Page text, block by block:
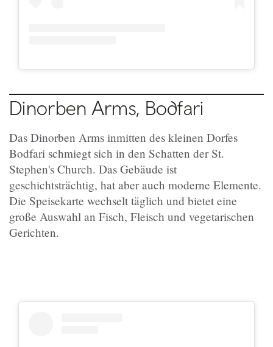
Dinorben Arms, Bodfari
Das Dinorben Arms inmitten des kleinen Dorfes
Bodfari schmiegt sich in den Schatten der St.
Stephen's Church. Das Gebäude ist
geschichtsträchtig, hat aber auch moderne Elemente.
Die Speisekarte wechselt täglich und bietet eine
große Auswahl an Fisch, Fleisch und vegetarischen
Gerichten.